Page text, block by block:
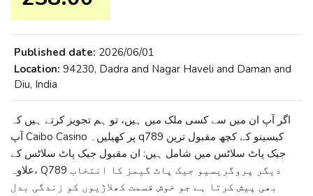
Published date: 2026/06/01
Location: 94230, Dadra and Nagar Haveli and Daman and
Diu, India
اگر آپ ان میں سے کسی ملک میں ہیں، تو ہم تجویز کرتے ہیں کہ
آپ Caibo Casino پر کھیلیں۔ q789 کیسینو کے کچھ مقبول ترین
جیک پاٹ سلاٹس میں شامل ہیں: ان مقبول جیک پاٹ سلاٹس کے
علاوہ، Q789 دیگر پروگریسیو جیک پاٹ گیمز کا انتخاب
بھی پیش کرتا ہے جو خوش قسمت کھلاڑیوں کو زندگی بدل